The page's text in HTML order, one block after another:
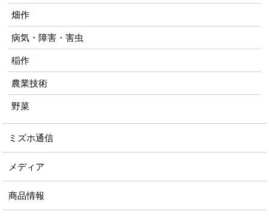
畑作
病気・障害・害虫
稲作
農業技術
野菜
ミズホ通信
メディア
商品情報